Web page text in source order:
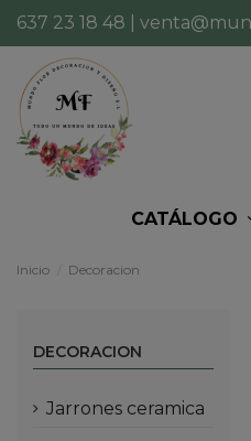
637 23 18 48
CATÁLOGO
Inicio Decoracion
DECORACION
jarrones ceramica